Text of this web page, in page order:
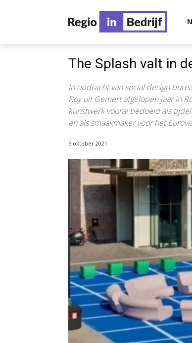
The Splash valt in
In opdracht van social design
Roy uit Gemert afgelopen jaar in
kunstwerk vooral bedoeld als
én als smaakmaker voor het
5 oktober 2021